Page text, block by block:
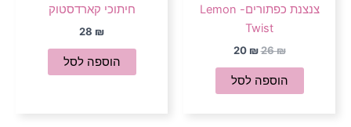
צנצנת כפתורים- Lemon
Twist
26₪
20 ₪
הוספה לסל
חיתוכי קארדסטוק
28 ₪
הוספה לסל